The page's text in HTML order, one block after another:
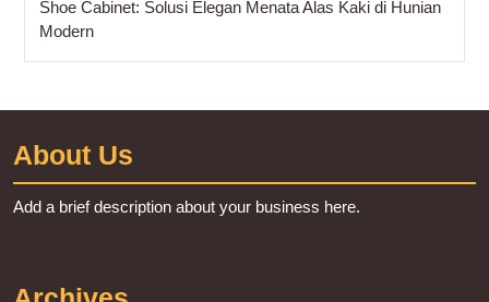
Shoe Cabinet: Solusi Elegan Menata Alas Kaki di Hunian
Modern
About Us
Add a brief description about your business here.